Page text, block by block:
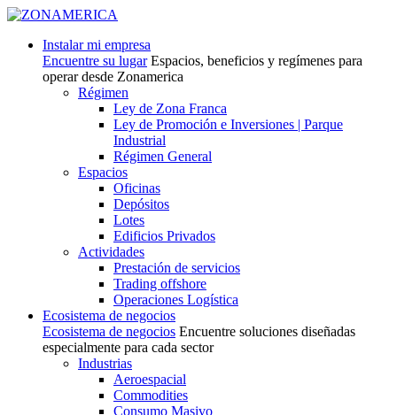
Instalar mi empresa
Encuentre su lugar Espacios, beneficios y regímenes para
operar desde Zonamerica
Régimen
Ley de Zona Franca
Ley de Promoción e Inversiones | Parque
Industrial
Régimen General
Espacios
Oficinas
Depósitos
Lotes
Edificios Privados
Actividades
Prestación de servicios
Trading offshore
Operaciones Logística
Ecosistema de negocios
Ecosistema de negocios Encuentre soluciones diseñadas
especialmente para cada sector
Industrias
Aeroespacial
Commodities
Consumo Masivo